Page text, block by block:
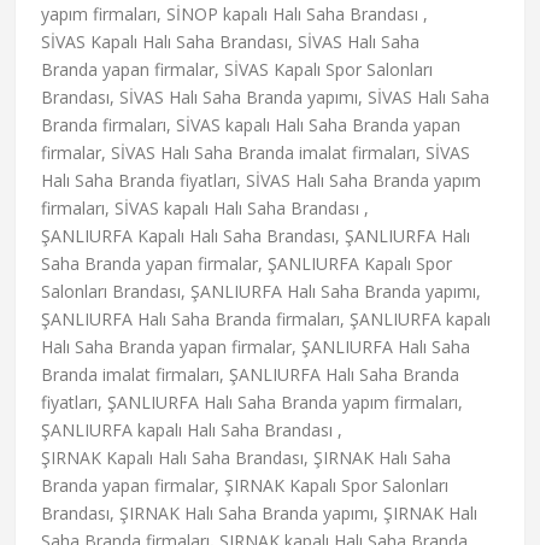
yapım firmaları, SİNOP kapalı Halı Saha Brandası ,
SİVAS Kapalı Halı Saha Brandası, SİVAS Halı Saha
Branda yapan firmalar, SİVAS Kapalı Spor Salonları
Brandası, SİVAS Halı Saha Branda yapımı, SİVAS Halı Saha
Branda firmaları, SİVAS kapalı Halı Saha Branda yapan
firmalar, SİVAS Halı Saha Branda imalat firmaları, SİVAS
Halı Saha Branda fiyatları, SİVAS Halı Saha Branda yapım
firmaları, SİVAS kapalı Halı Saha Brandası ,
ŞANLIURFA Kapalı Halı Saha Brandası, ŞANLIURFA Halı
Saha Branda yapan firmalar, ŞANLIURFA Kapalı Spor
Salonları Brandası, ŞANLIURFA Halı Saha Branda yapımı,
ŞANLIURFA Halı Saha Branda firmaları, ŞANLIURFA kapalı
Halı Saha Branda yapan firmalar, ŞANLIURFA Halı Saha
Branda imalat firmaları, ŞANLIURFA Halı Saha Branda
fiyatları, ŞANLIURFA Halı Saha Branda yapım firmaları,
ŞANLIURFA kapalı Halı Saha Brandası ,
ŞIRNAK Kapalı Halı Saha Brandası, ŞIRNAK Halı Saha
Branda yapan firmalar, ŞIRNAK Kapalı Spor Salonları
Brandası, ŞIRNAK Halı Saha Branda yapımı, ŞIRNAK Halı